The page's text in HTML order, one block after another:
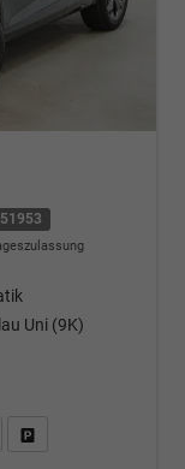
Uni (9K)
Angebot anfordern
Datei, Fahrzeugexposé